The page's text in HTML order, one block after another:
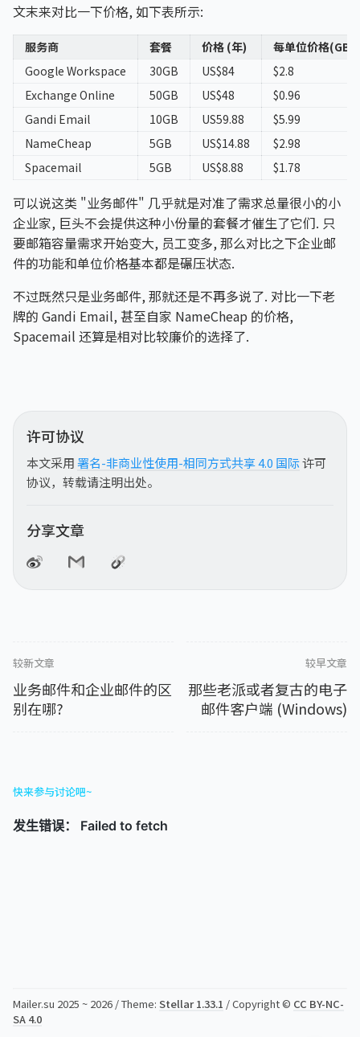
文末来对比一下价格, 如下表所示:
服务商 套餐 价格 (年)
每单位价格(GB/
Google Workspace
30GB US$84
$2.8
Exchange Online
50GB US$48
$0.96
Gandi Email
10GB US59.88
$5.99
NameCheap
5GB US$14.88
$2.98
Spacemail
5GB US$8.88 $1.78
可以说这类 "业务邮件" 几乎就是对准了需求总量很小的小
企业家, 巨头不会提供这种小份量的套餐才催生了它们. 只
要邮箱容量需求开始变大, 员工变多, 那么对比之下企业邮
件的功能和单位价格基本都是碾压状态.
不过既然只是业务邮件, 那就还是不再多说了. 对比一下老
牌的 Gandi Email, 甚至自家 NameCheap 的价格,
Spacemail 还算是相对比较廉价的选择了.
许可协议
本文采用署名-非商业性使用-相同方式共享 4.0 国际许可
协议，转载请注明出处。
分享文章
较新文章
业务邮件和企业邮件的区
别在哪?
较早文章
那些老派或者复古的电子
邮件客户端 (Windows)
快来参与讨论吧~
Mailer.su 2025 ~ 2026 / Theme: Stellar 1.33.1 / Copyright © CC BY-NC-
SA 4.0